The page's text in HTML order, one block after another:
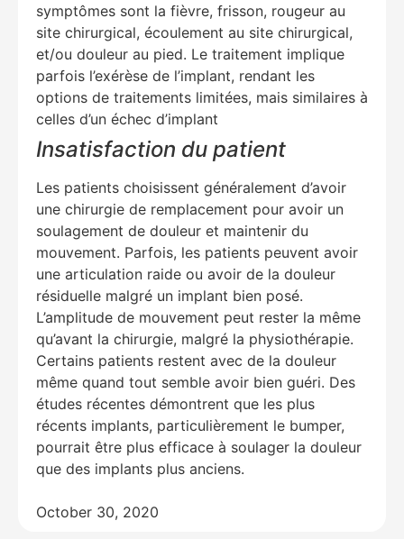
symptômes sont la fièvre, frisson, rougeur au
site chirurgical, écoulement au site chirurgical,
et/ou douleur au pied. Le traitement implique
parfois l’exérèse de l’implant, rendant les
options de traitements limitées, mais similaires à
celles d’un échec d’implant
Insatisfaction du patient
Les patients choisissent généralement d’avoir
une chirurgie de remplacement pour avoir un
soulagement de douleur et maintenir du
mouvement. Parfois, les patients peuvent avoir
une articulation raide ou avoir de la douleur
résiduelle malgré un implant bien posé.
L’amplitude de mouvement peut rester la même
qu’avant la chirurgie, malgré la physiothérapie.
Certains patients restent avec de la douleur
même quand tout semble avoir bien guéri. Des
études récentes démontrent que les plus
récents implants, particulièrement le bumper,
pourrait être plus efficace à soulager la douleur
que des implants plus anciens.
October 30, 2020